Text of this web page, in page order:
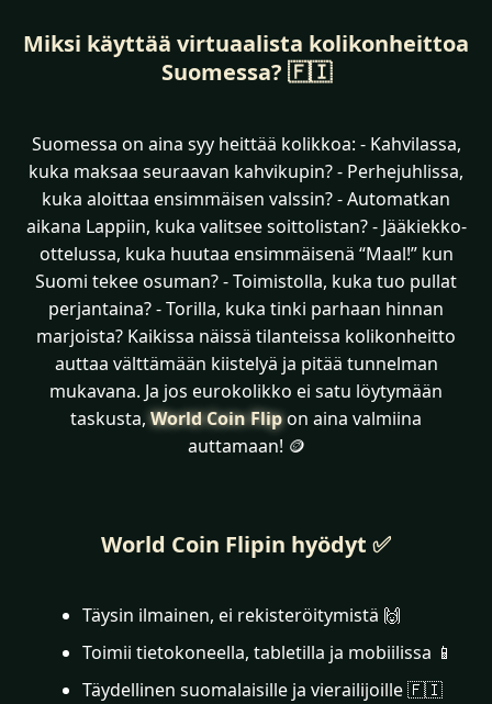
Miksi käyttää virtuaalista kolikonheittoa
Suomessa? 🇫🇮
Suomessa on aina syy heittää kolikkoa: - Kahvilassa,
kuka maksaa seuraavan kahvikupin? - Perhejuhlissa,
kuka aloittaa ensimmäisen valssin? - Automatkan
aikana Lappiin, kuka valitsee soittolistan? - Jääkiekko-
ottelussa, kuka huutaa ensimmäisenä “Maal!” kun
Suomi tekee osuman? - Toimistolla, kuka tuo pullat
perjantaina? - Torilla, kuka tinki parhaan hinnan
marjoista? Kaikissa näissä tilanteissa kolikonheitto
auttaa välttämään kiistelyä ja pitää tunnelman
mukavana. Ja jos eurokolikko ei satu löytymään
taskusta,World Coin Flipon aina valmiina
auttamaan! 🪙
World Coin Flipin hyödyt ✅
Täysin ilmainen, ei rekisteröitymistä 🙌
Toimii tietokoneella, tabletilla ja mobiilissa 📱
Täydellinen suomalaisille ja vierailijoille 🇫🇮